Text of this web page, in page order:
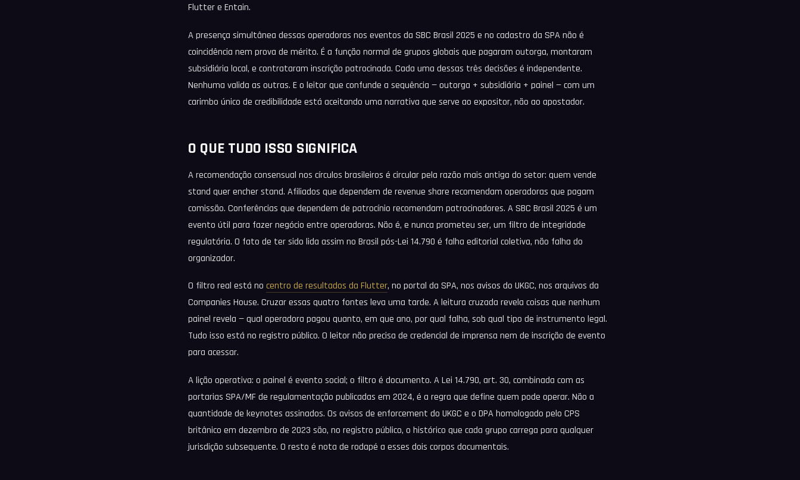
Flutter e Entain.
A presença simultânea dessas operadoras nos eventos da SBC Brasil 2025 e no cadastro da SPA não é
coincidência nem prova de mérito. É a função normal de grupos globais que pagaram outorga, montaram
subsidiária local, e contrataram inscrição patrocinada. Cada uma dessas três decisões é independente.
Nenhuma valida as outras. E o leitor que confunde a sequência — outorga + subsidiária + painel — com um
carimbo único de credibilidade está aceitando uma narrativa que serve ao expositor, não ao apostador.
O QUE TUDO ISSO SIGNIFICA
A recomendação consensual nos círculos brasileiros é circular pela razão mais antiga do setor: quem vende
stand quer encher stand. Afiliados que dependem de revenue share recomendam operadoras que pagam
comissão. Conferências que dependem de patrocínio recomendam patrocinadores. A SBC Brasil 2025 é um
evento útil para fazer negócio entre operadoras. Não é, e nunca prometeu ser, um filtro de integridade
regulatória. O fato de ter sido lida assim no Brasil pós-Lei 14.790 é falha editorial coletiva, não falha do
organizador.
O filtro real está no centro de resultados da Flutter, no portal da SPA, nos avisos do UKGC, nos arquivos da
Companies House. Cruzar essas quatro fontes leva uma tarde. A leitura cruzada revela coisas que nenhum
painel revela — qual operadora pagou quanto, em que ano, por qual falha, sob qual tipo de instrumento legal.
Tudo isso está no registro público. O leitor não precisa de credencial de imprensa nem de inscrição de evento
para acessar.
A lição operativa: o painel é evento social; o filtro é documento. A Lei 14.790, art. 30, combinada com as
portarias SPA/MF de regulamentação publicadas em 2024, é a regra que define quem pode operar. Não a
quantidade de keynotes assinados. Os avisos de enforcement do UKGC e o DPA homologado pelo CPS
britânico em dezembro de 2023 são, no registro público, o histórico que cada grupo carrega para qualquer
jurisdição subsequente. O resto é nota de rodapé a esses dois corpos documentais.